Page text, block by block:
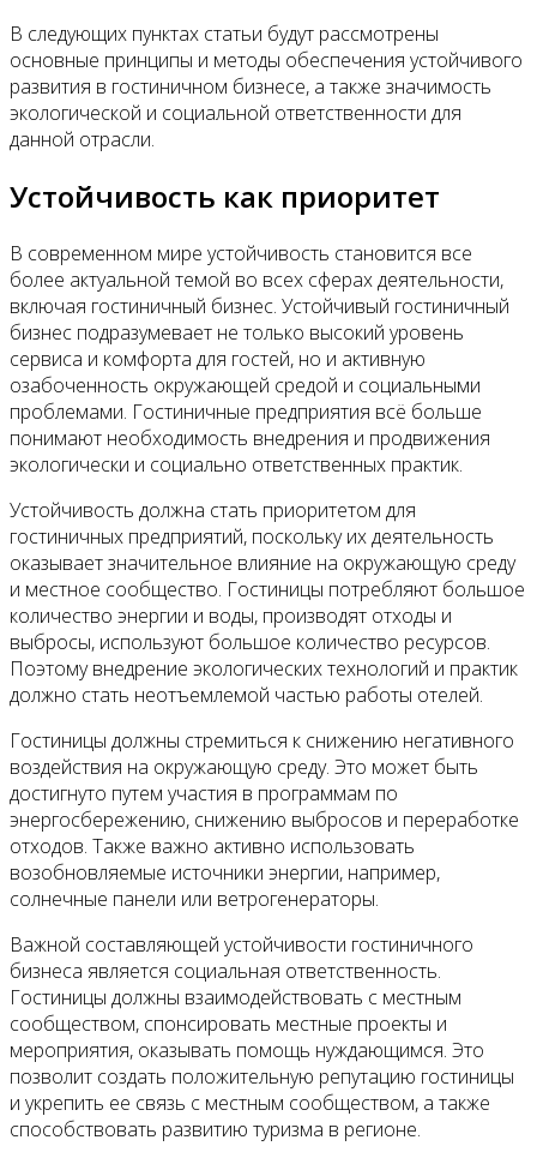
В следующих пунктах статьи будут рассмотрены
основные принципы и методы обеспечения устойчивого
развития в гостиничном бизнесе, а также значимость
экологической и социальной ответственности для
данной отрасли.
Устойчивость как приоритет
В современном мире устойчивость становится все
более актуальной темой во всех сферах деятельности,
включая гостиничный бизнес. Устойчивый гостиничный
бизнес подразумевает не только высокий уровень
сервиса и комфорта для гостей, но и активную
озабоченность окружающей средой и социальными
проблемами. Гостиничные предприятия всё больше
понимают необходимость внедрения и продвижения
экологически и социально ответственных практик.
Устойчивость должна стать приоритетом для
гостиничных предприятий, поскольку их деятельность
оказывает значительное влияние на окружающую среду
и местное сообщество. Гостиницы потребляют большое
количество энергии и воды, производят отходы и
выбросы, используют большое количество ресурсов.
Поэтому внедрение экологических технологий и практик
должно стать неотъемлемой частью работы отелей.
Гостиницы должны стремиться к снижению негативного
воздействия на окружающую среду. Это может быть
достигнуто путем участия в программам по
энергосбережению, снижению выбросов и переработке
отходов. Также важно активно использовать
возобновляемые источники энергии, например,
солнечные панели или ветрогенераторы.
Важной составляющей устойчивости гостиничного
бизнеса является социальная ответственность.
Гостиницы должны взаимодействовать с местным
сообществом, спонсировать местные проекты и
мероприятия, оказывать помощь нуждающимся. Это
позволит создать положительную репутацию гостиницы
и укрепить ее связь с местным сообществом, а также
способствовать развитию туризма в регионе.